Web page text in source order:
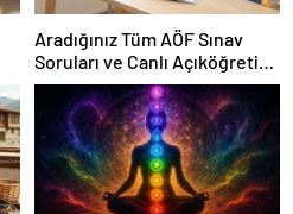
Aradığınız Tüm AÖF Sınav
Soruları ve Canlı Açıköğretim
Forumu Burada